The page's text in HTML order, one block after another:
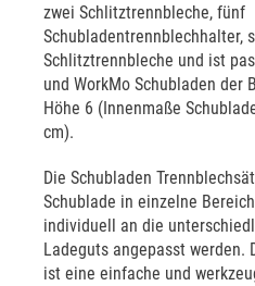
zwei Schlitztrennbleche, fünf
Schubladentrennblechhalter,
Schlitztrennbleche und ist
und WorkMo Schubladen der
Höhe 6 (Innenmaße
cm).
Die Schubladen
Schublade in einzelne
individuell an die
Ladeguts angepasst werden.
ist eine einfache und